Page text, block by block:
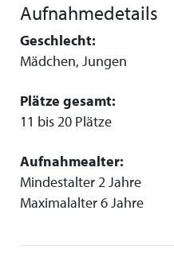
Aufnahmedetails
Geschlecht:
Mädchen, Jungen
Plätze gesamt:
11 bis 20 Plätze
Aufnahmealter:
Mindestalter 2 Jahre
Maximalalter 6 Jahre